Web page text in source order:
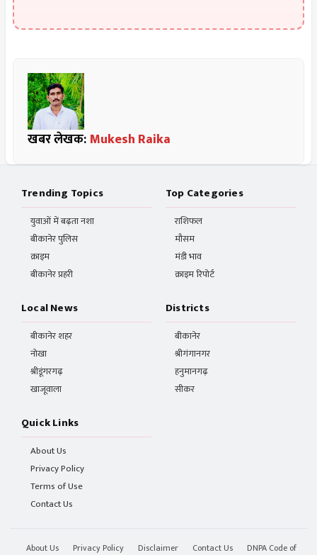
खबर लेखक: Mukesh Raika
Trending Topics
युवाओं में बढ़ता नशा
बीकानेर पुलिस
क्राइम
बीकानेर प्रहरी
Top Categories
राशिफल
मौसम
मंडी भाव
क्राइम रिपोर्ट
Local News
बीकानेर शहर
नोखा
श्रीडूंगरगढ़
खाजूवाला
Districts
बीकानेर
श्रीगंगानगर
हनुमानगढ़
सीकर
Quick Links
About Us
Privacy Policy
Terms of Use
Contact Us
About Us Privacy Policy Disclaimer Contact Us DNPA Code of